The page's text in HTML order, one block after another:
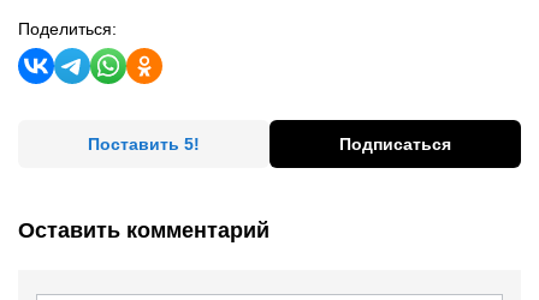
Поделиться:
Поставить 5! Подписаться
Оставить комментарий